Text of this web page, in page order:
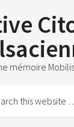
mémoire